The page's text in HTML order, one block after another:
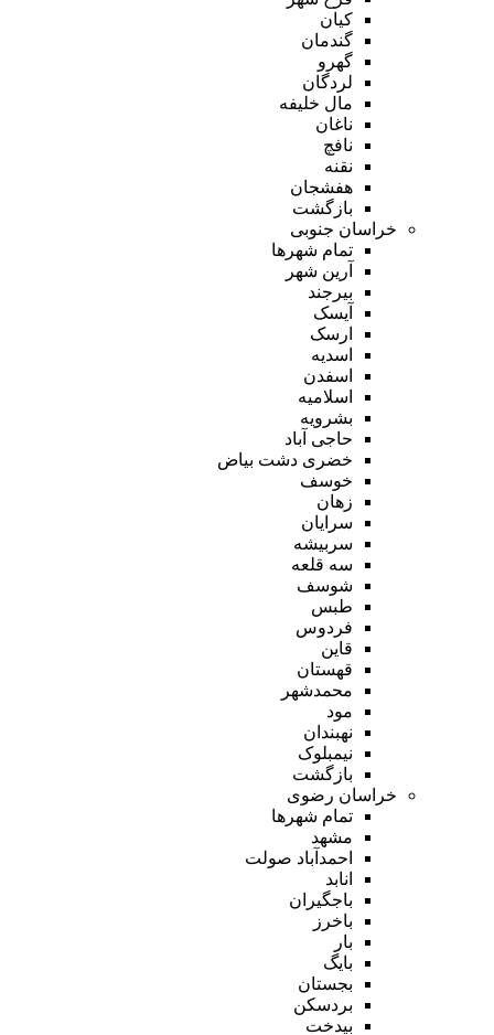
کیان
گندمان
گهرو
لردگان
مال خلیفه
ناغان
نافچ
نقنه
هفشجان
بازگشت
خراسان جنوبی
تمام شهر‌ها
آرین شهر
بیرجند
آیسک
ارسک
اسدیه
اسفدن
اسلامیه
بشرویه
حاجی آباد
خضری دشت بیاض
خوسف
زهان
سرایان
سربیشه
سه قلعه
شوسف
طبس
فردوس
قاین
قهستان
محمدشهر
مود
نهبندان
نیمبلوک
بازگشت
خراسان رضوی
تمام شهر‌ها
مشهد
احمدآباد صولت
انابد
باجگیران
باخرز
بار
بایگ
بجستان
بردسکن
بیدخت